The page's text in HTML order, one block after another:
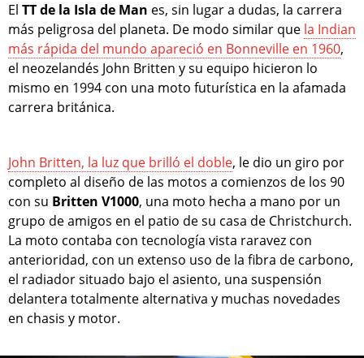
El TT de la Isla de Man es, sin lugar a dudas, la carrera
más peligrosa del planeta. De modo similar que la Indian
más rápida del mundo apareció en Bonneville en 1960,
el neozelandés John Britten y su equipo hicieron lo
mismo en 1994 con una moto futurística en la afamada
carrera británica.
John Britten, la luz que brilló el doble, le dio un giro por
completo al diseño de las motos a comienzos de los 90
con su Britten V1000, una moto hecha a mano por un
grupo de amigos en el patio de su casa de Christchurch.
La moto contaba con tecnología vista raravez con
anterioridad, con un extenso uso de la fibra de carbono,
el radiador situado bajo el asiento, una suspensión
delantera totalmente alternativa y muchas novedades
en chasis y motor.